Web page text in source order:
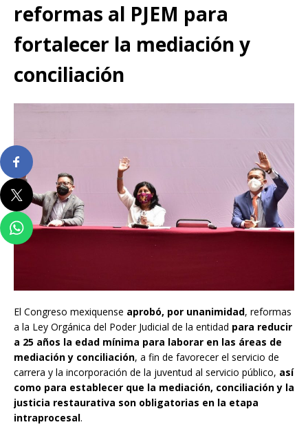
reformas al PJEM para
fortalecer la mediación y
conciliación
El Congreso mexiquense aprobó, por unanimidad, reformas
a la Ley Orgánica del Poder Judicial de la entidad para reducir
a 25 años la edad mínima para laborar en las áreas de
mediación y conciliación, a fin de favorecer el servicio de
carrera y la incorporación de la juventud al servicio público, así
como para establecer que la mediación, conciliación y la
justicia restaurativa son obligatorias en la etapa
intraprocesal.